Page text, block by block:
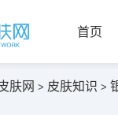
首页
肤网 > 皮肤知识 >